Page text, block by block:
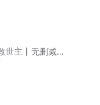
世主丨无删减